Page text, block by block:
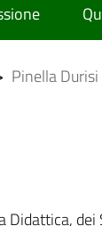
Pinella Durisi
dei